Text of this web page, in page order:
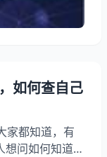
阴历日期而定
如何查自己
家都知道，有
问如何知道自